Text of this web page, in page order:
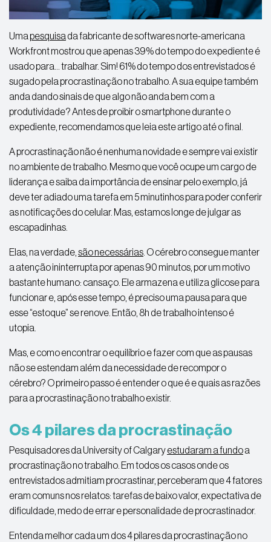
Uma pesquisa da fabricante de softwares norte-americana
Workfront mostrou que apenas 39% do tempo do expediente é
usado para… trabalhar. Sim! 61% do tempo dos entrevistados é
sugado pela procrastinação no trabalho. A sua equipe também
anda dando sinais de que algo não anda bem com a
produtividade? Antes de proibir o smartphone durante o
expediente, recomendamos que leia este artigo até o final.
A procrastinação não é nenhuma novidade e sempre vai existir
no ambiente de trabalho. Mesmo que você ocupe um cargo de
liderança e saiba da importância de ensinar pelo exemplo, já
deve ter adiado uma tarefa em 5 minutinhos para poder conferir
as notificações do celular. Mas, estamos longe de julgar as
escapadinhas.
Elas, na verdade, são necessárias . O cérebro consegue manter
a atenção ininterrupta por apenas 90 minutos, por um motivo
bastante humano: cansaço. Ele armazena e utiliza glicose para
funcionar e, após esse tempo, é preciso uma pausa para que
esse “estoque” se renove. Então, 8h de trabalho intenso é
utopia.
Mas, e como encontrar o equilíbrio e fazer com que as pausas
não se estendam além da necessidade de recompor o
cérebro? O primeiro passo é entender o que é e quais as razões
para a procrastinação no trabalho existir.
Os 4 pilares da procrastinação
Pesquisadores da University of Calgaryestudaram a fundoa
procrastinação no trabalho. Em todos os casos onde os
entrevistados admitiam procrastinar, perceberam que 4 fatores
eram comuns nos relatos: tarefas de baixo valor, expectativa de
dificuldade, medo de errar e personalidade de procrastinador.
Entenda melhor cada um dos 4 pilares da procrastinação no